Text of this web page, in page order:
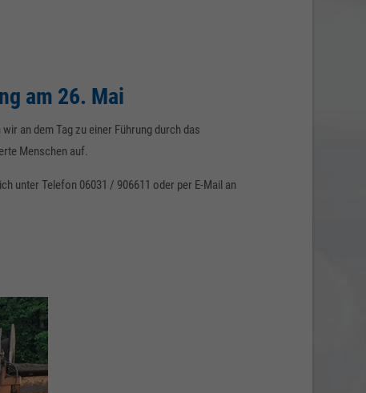
am 26. Mai
an dem Tag zu einer Führung durch das
Menschen auf.
unter Telefon 06031 / 906611 oder per E-Mail an